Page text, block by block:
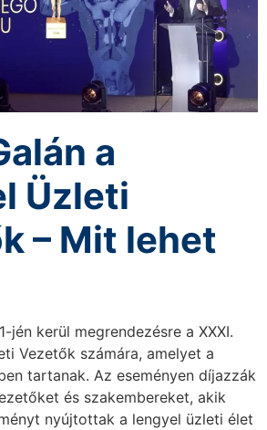
a
Üzleti
– Mit lehet
jén kerül megrendezésre a XXXI.
Vezetők számára, amelyet a
tartanak. Az eseményen díjazzák
és szakembereket, akik
nyújtottak a lengyel üzleti élet